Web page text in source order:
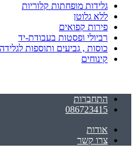
גלידות מופחתות קלוריות
ללא גלוטן
פירות קפואים
רביולי ופסטות בעבודת-יד
כוסות , גביעים ותוספות לגלידה
קינוחים
התחברות
086723415
אודות
צרו קשר